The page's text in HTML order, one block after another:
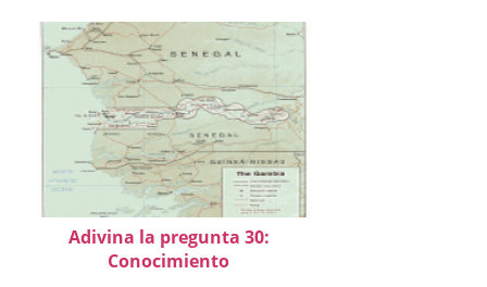
Adivina la pregunta 30:
Conocimiento